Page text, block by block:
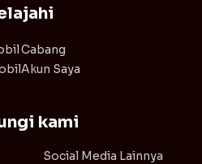
Cabang
Akun Saya
kami
Social Media Lainnya